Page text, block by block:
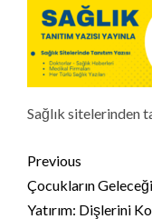
Sağlık sitelerinden
Continue
Reading
Previous
Çocukların
Yatırım: Dişlerini